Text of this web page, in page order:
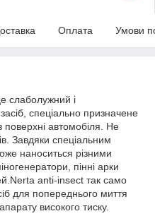
Оплата Умови
слаболужний і
спеціально призначене
поверхні автомобіля. Не
Завдяки спеціальним
наноситься різними
пінні арки
anti-insect так само
для попереднього миття
високого тиску.